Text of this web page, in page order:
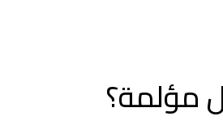
مؤلمة؟